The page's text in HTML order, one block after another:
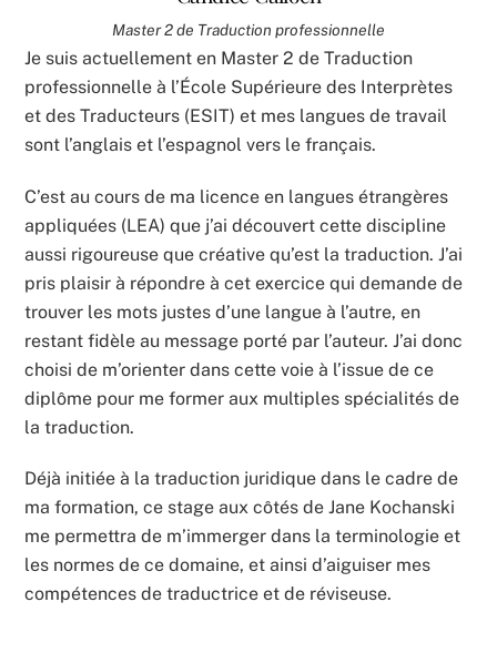
Master 2 de Traduction professionnelle
Je suis actuellement en Master 2 de Traduction
professionnelle à l’École Supérieure des Interprètes
et des Traducteurs (ESIT) et mes langues de travail
sont l’anglais et l’espagnol vers le français.
C’est au cours de ma licence en langues étrangères
appliquées (LEA) que j’ai découvert cette discipline
aussi rigoureuse que créative qu’est la traduction. J’ai
pris plaisir à répondre à cet exercice qui demande de
trouver les mots justes d’une langue à l’autre, en
restant fidèle au message porté par l’auteur. J’ai donc
choisi de m’orienter dans cette voie à l’issue de ce
diplôme pour me former aux multiples spécialités de
la traduction.
Déjà initiée à la traduction juridique dans le cadre de
ma formation, ce stage aux côtés de Jane Kochanski
me permettra de m’immerger dans la terminologie et
les normes de ce domaine, et ainsi d’aiguiser mes
compétences de traductrice et de réviseuse.